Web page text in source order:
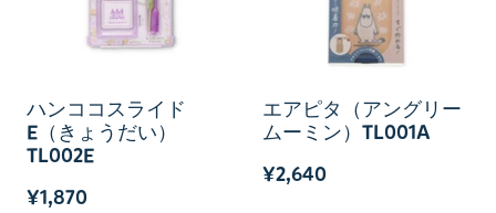
ハンココスライド
E（きょうだい）
TL002E
¥1,870
エアピタ（アングリー
ムーミン）TL001A
¥2,640